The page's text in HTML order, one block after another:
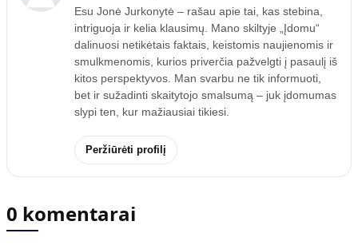
Esu Jonė Jurkonytė – rašau apie tai, kas stebina,
intriguoja ir kelia klausimų. Mano skiltyje „Įdomu“
dalinuosi netikėtais faktais, keistomis naujienomis ir
smulkmenomis, kurios priverčia pažvelgti į pasaulį iš
kitos perspektyvos. Man svarbu ne tik informuoti,
bet ir sužadinti skaitytojo smalsumą – juk įdomumas
slypi ten, kur mažiausiai tikiesi.
Peržiūrėti profilį
0 komentarai